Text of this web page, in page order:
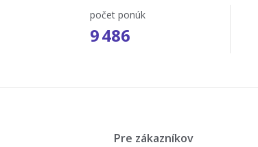
počet ponúk
9 486
Pre zákazníkov